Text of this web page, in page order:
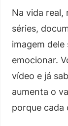
Na vida real,
séries,
imagem
emocionar.
vídeo e já
aumenta o
porque cada